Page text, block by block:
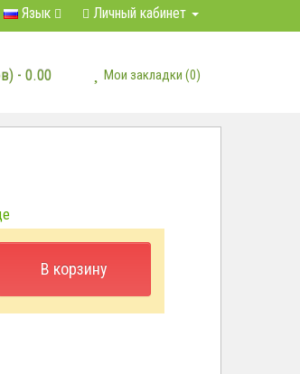
Язык Личный кабинет
- 0.00 Мои закладки (0)
В корзину